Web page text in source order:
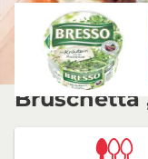
Bruschetta